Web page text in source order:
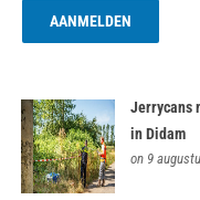
Jerrycans
in Didam
on 9